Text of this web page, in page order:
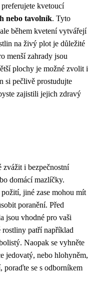
kvetoucí
nebo tavolník. Tyto
během kvetení vytvářejí
na živý plot je důležité
menší zahrady jsou
plochy je možné zvolit i
si pečlivě prostudujte
zajistili jejich zdravý
i bezpečnostní
domácí mazlíčky.
jiné zase mohou mít
poranění. Před
jsou vhodné pro vaši
patří například
Naopak se vyhněte
jedovatý, nebo hlohyněm,
poraďte se s odborníkem